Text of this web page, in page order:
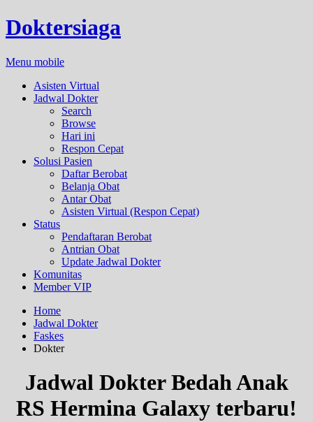
Doktersiaga
Menu mobile
Asisten Virtual
Jadwal Dokter
Search
Browse
Hari ini
Respon Cepat
Solusi Pasien
Daftar Berobat
Belanja Obat
Antar Obat
Asisten Virtual (Respon Cepat)
Status
Pendaftaran Berobat
Antrian Obat
Update Jadwal Dokter
Komunitas
Member VIP
Home
Jadwal Dokter
Faskes
Dokter
Jadwal Dokter Bedah Anak
RS Hermina Galaxy terbaru!